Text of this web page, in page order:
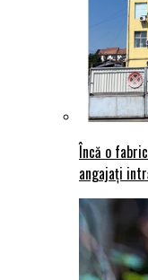
Încă o
angajați